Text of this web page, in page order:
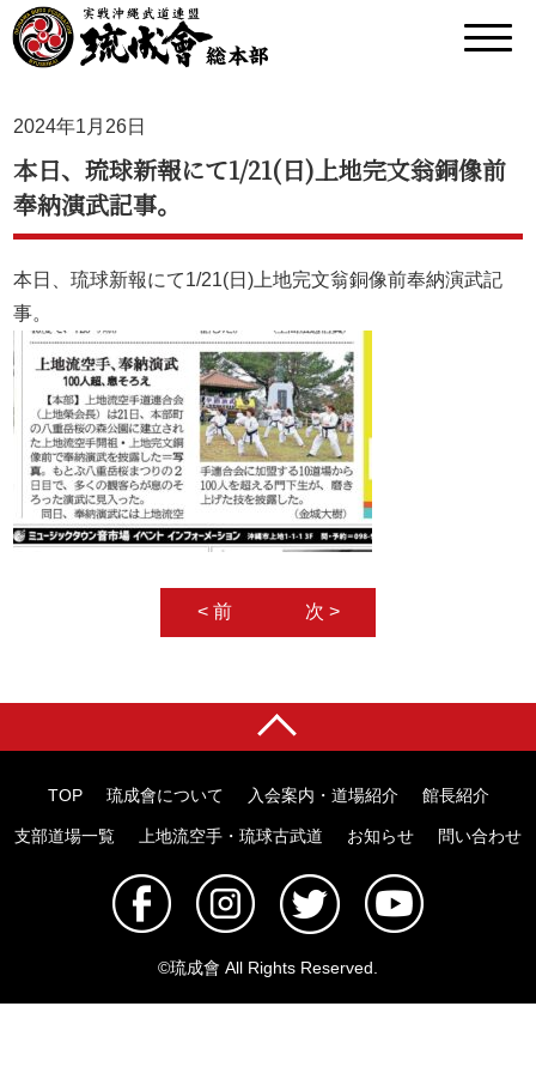
2024年1月26日
本日、琉球新報にて1/21(日)上地完文翁銅像前
奉納演武記事。
本日、琉球新報にて1/21(日)上地完文翁銅像前奉納演武記
事。
< 前 次 >
TOP 琉成會について 入会案内・道場紹介 館長紹介
支部道場一覧 上地流空手・琉球古武道 お知らせ 問い合わせ
©️琉成會 All Rights Reserved.